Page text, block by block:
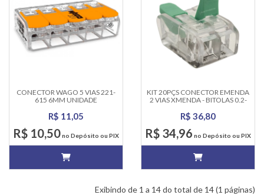
CONECTOR WAGO 5 VIAS 221-
615 6MM UNIDADE
R$ 11,05
R$ 10,50no Depósito ou PIX
KIT 20PÇS CONECTOR EMENDA
2 VIAS XMENDA - BITOLAS 0.2-
R$ 36,80
R$ 34,96 no Depósito ou PIX
Exibindo de 1 a 14 do total de 14 (1 páginas)